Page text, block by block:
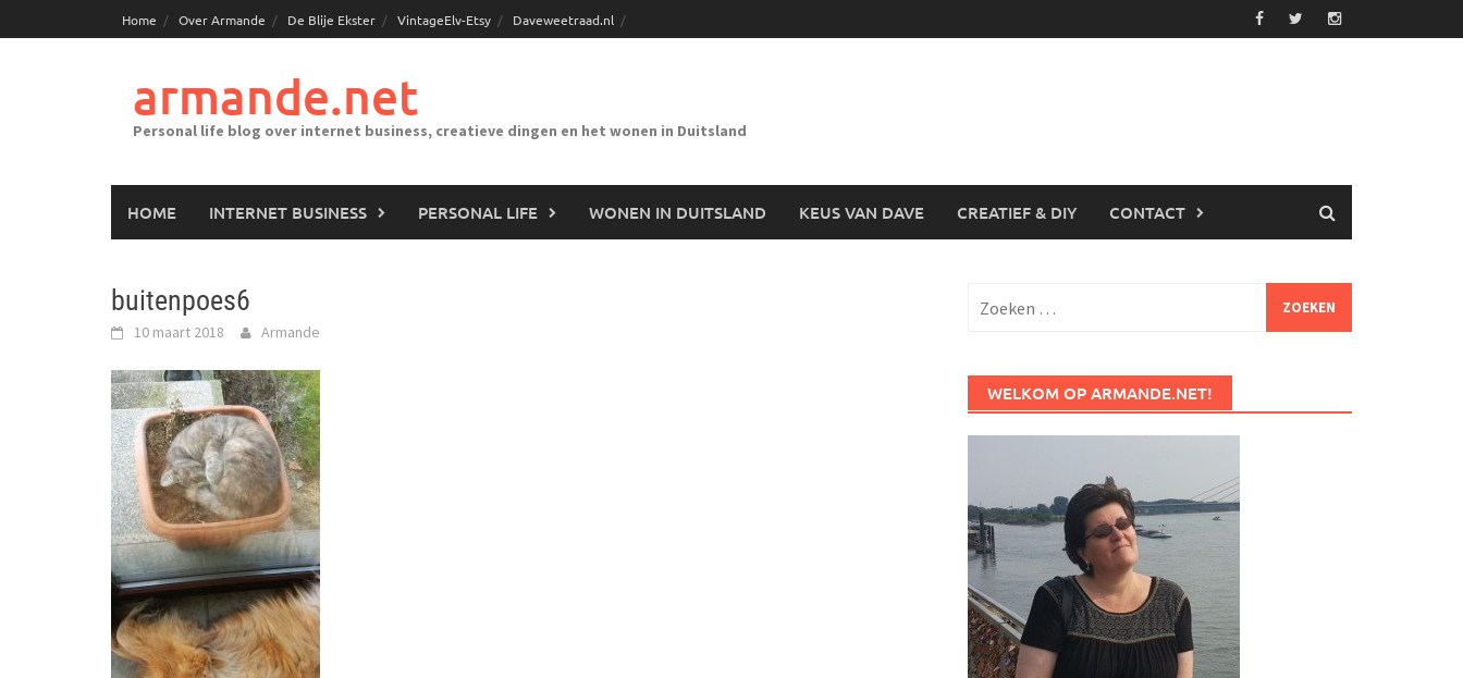
naar
Home Over Armande De Blije Ekster VintageElv-Etsy Daveweetraad.nl
armande.net
Personal life blog over internet business, creatieve dingen en het wonen in Duitsland
HOME INTERNET BUSINESS PERSONAL LIFE WONEN IN DUITSLAND KEUS VAN DAVE CREATIEF & DIY CONTACT
buitenpoes6
10 maart 2018 Armande
naar:
WELKOM OP ARMANDE.NET!